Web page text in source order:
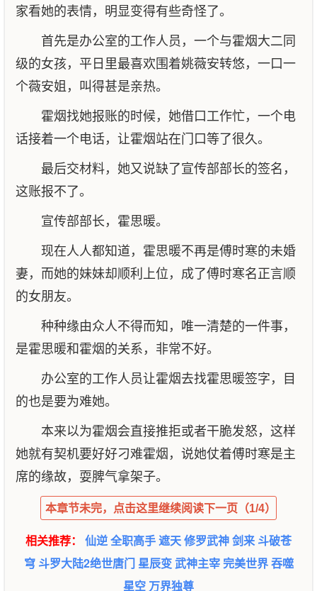
家看她的表情，明显变得有些奇怪了。
首先是办公室的工作人员，一个与霍烟大二同
级的女孩，平日里最喜欢围着姚薇安转悠，一口一
个薇安姐，叫得甚是亲热。
霍烟找她报账的时候，她借口工作忙，一个电
话接着一个电话，让霍烟站在门口等了很久。
最后交材料，她又说缺了宣传部部长的签名，
这账报不了。
宣传部部长，霍思暖。
现在人人都知道，霍思暖不再是傅时寒的未婚
妻，而她的妹妹却顺利上位，成了傅时寒名正言顺
的女朋友。
种种缘由众人不得而知，唯一清楚的一件事，
是霍思暖和霍烟的关系，非常不好。
办公室的工作人员让霍烟去找霍思暖签字，目
的也是要为难她。
本来以为霍烟会直接推拒或者干脆发怒，这样
她就有契机要好好刁难霍烟，说她仗着傅时寒是主
席的缘故，耍脾气拿架子。
本章节未完，点击这里继续阅读下一页（1/4）
相关推荐： 仙逆全职高手遮天修罗武神剑来 斗破苍
穹 斗罗大陆2绝世唐门星辰变武神主宰 完美世界吞噬
星空 万界独尊